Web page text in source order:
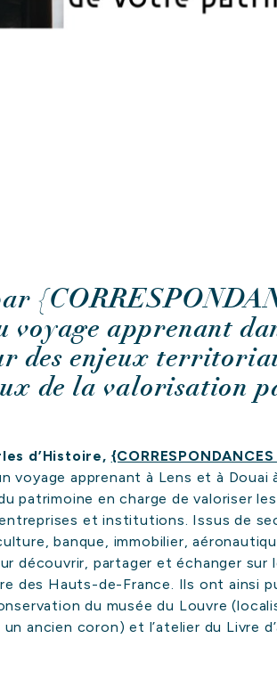
apprenant
des enjeux
de la valorisation
d’Histoire,
voyage apprenant à Lens et à Douai
patrimoine en charge de valoriser
et institutions. Issus de
banque, immobilier,
découvrir, partager et échanger
des Hauts-de-France. Ils ont ainsi
du musée du Louvre
ancien coron) et l’atelier du Livre